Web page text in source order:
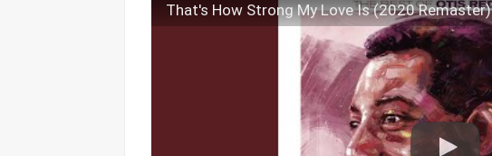
That's How Strong My Love Is (2020 Remaster)